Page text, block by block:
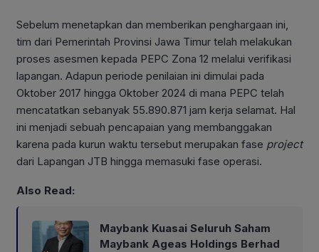
Sebelum menetapkan dan memberikan penghargaan ini,
tim dari Pemerintah Provinsi Jawa Timur telah melakukan
proses asesmen kepada PEPC Zona 12 melalui verifikasi
lapangan. Adapun periode penilaian ini dimulai pada
Oktober 2017 hingga Oktober 2024 di mana PEPC telah
mencatatkan sebanyak 55.890.871 jam kerja selamat. Hal
ini menjadi sebuah pencapaian yang membanggakan
karena pada kurun waktu tersebut merupakan fase project
dari Lapangan JTB hingga memasuki fase operasi.
Also Read:
Maybank Kuasai Seluruh Saham
Maybank Ageas Holdings Berhad